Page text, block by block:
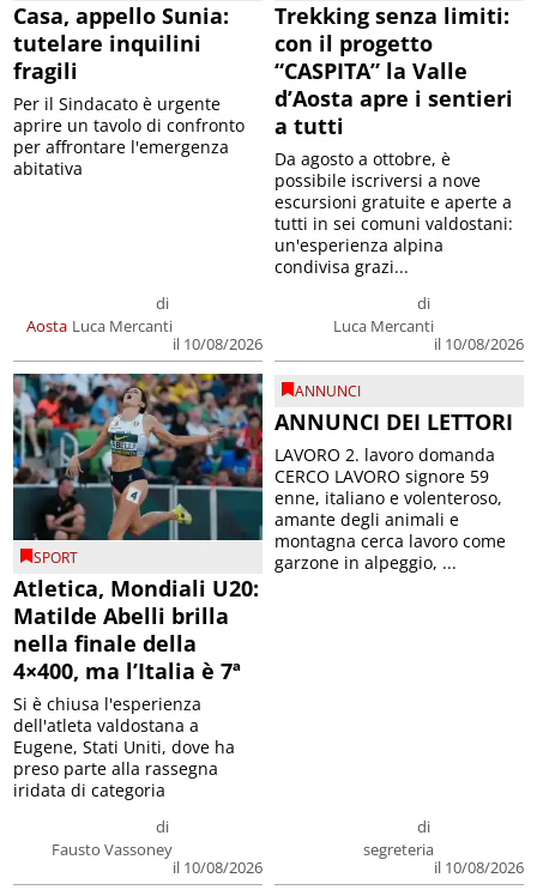
Casa, appello Sunia:
tutelare inquilini
fragili
Aosta
di
Luca Mercanti
il 10/08/2026
Per il Sindacato è urgente
aprire un tavolo di confronto
per affrontare l'emergenza
abitativa
Trekking senza limiti:
con il progetto
“CASPITA” la Valle
d’Aosta apre i sentieri
a tutti
di
Luca Mercanti
il 10/08/2026
Da agosto a ottobre, è
possibile iscriversi a nove
escursioni gratuite e aperte a
tutti in sei comuni valdostani:
un'esperienza alpina
condivisa grazi...
SPORT
Atletica, Mondiali U20:
Matilde Abelli brilla
nella finale della
4×400, ma l’Italia è 7ª
di
Fausto Vassoney
il 10/08/2026
Si è chiusa l'esperienza
dell'atleta valdostana a
Eugene, Stati Uniti, dove ha
preso parte alla rassegna
iridata di categoria
ANNUNCI
ANNUNCI DEI LETTORI
di
segreteria
il 10/08/2026
LAVORO 2. lavoro domanda
CERCO LAVORO signore 59
enne, italiano e volenteroso,
amante degli animali e
montagna cerca lavoro come
garzone in alpeggio, ...